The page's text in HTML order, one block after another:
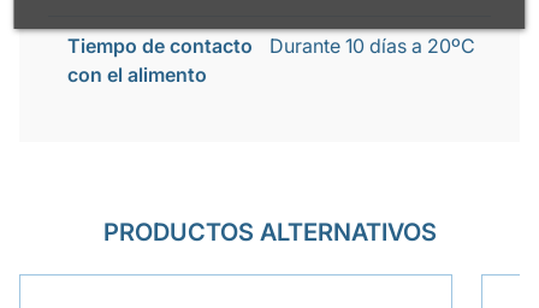
Tiempo de contacto
con el alimento
Durante 10 días a 20ºC
PRODUCTOS ALTERNATIVOS